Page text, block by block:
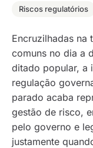
Riscos regulatórios
Encruzilhadas na
comuns no dia a
ditado popular, a
regulação
parado acaba
gestão de risco,
pelo governo e
justamente